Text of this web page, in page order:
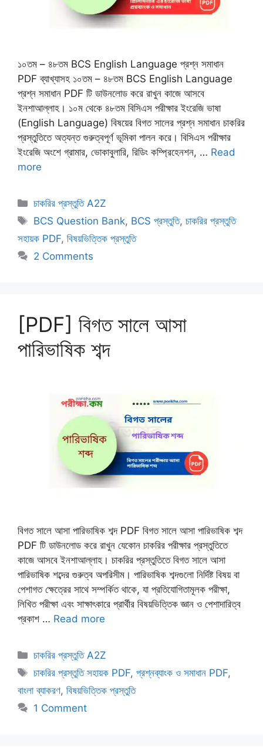
১০তম – ৪৮তম BCS English Language প্রশ্ন সমাধান
PDF ব্যাখ্যাসহ ১০তম – ৪৮তম BCS English Language
প্রশ্ন সমাধান PDF টি ডাউনলোড করে রাখুন কাজে আসবে
ইনশাআল্লাহ। ১০ম থেকে ৪৮তম বিসিএস পরীক্ষার ইংরেজি ভাষা
(English Language) বিষয়ের বিগত সালের প্রশ্ন সমাধান চাকরির
প্রস্তুতিতে অত্যন্ত গুরুত্বপূর্ণ ভূমিকা পালন করে। বিসিএস পরীক্ষার
ইংরেজি অংশে গ্রামার, ভোকাবুলারি, রিডিং কম্প্রিহেনশন, … Read
more
Categories
চাকরির প্রস্তুতি A2Z
Tags
BCS Question Bank, BCS প্রস্তুতি,চাকরির প্রস্তুতি
সহায়ক PDF, বিষয়ভিত্তিক প্রস্তুতি
2 Comments
[PDF] বিগত সালে আসা
পারিভাষিক শব্দ
বিগত সালে আসা পারিভাষিক শব্দ PDF বিগত সালে আসা পারিভাষিক শব্দ
PDF টি ডাউনলোড করে রাখুন যেকোন চাকরির পরীক্ষার প্রস্তুতিতে
কাজে আসবে ইনশাআল্লাহ। চাকরির প্রস্তুতিতে বিগত সালে আসা
পারিভাষিক শব্দের গুরুত্ব অপরিসীম। পারিভাষিক শব্দগুলো নির্দিষ্ট বিষয় বা
পেশাগত ক্ষেত্রের সাথে সম্পর্কিত থাকে, যা প্রতিযোগিতামূলক পরীক্ষা,
লিখিত পরীক্ষা এবং সাক্ষাৎকারে প্রার্থীর বিষয়ভিত্তিক জ্ঞান ও পেশাদারিত্ব
প্রকাশ … Read more
Categories
চাকরির প্রস্তুতি A2Z
Tags
চাকরির প্রস্তুতি সহায়ক PDF,প্রশ্নব্যাংক ও সমাধান PDF,
বাংলা ব্যাকরণ, বিষয়ভিত্তিক প্রস্তুতি
1 Comment